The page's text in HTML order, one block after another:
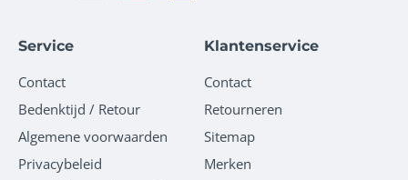
Service
Contact
Bedenktijd / Retour
Algemene voorwaarden
Privacybeleid
Klantenservice
Contact
Retourneren
Sitemap
Merken